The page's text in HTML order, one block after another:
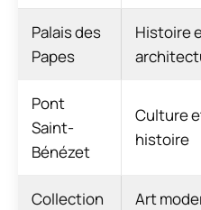
Palais des
Papes
Histoire
Pont
Saint-
Bénézet
Culture
histoire
Collection
Art